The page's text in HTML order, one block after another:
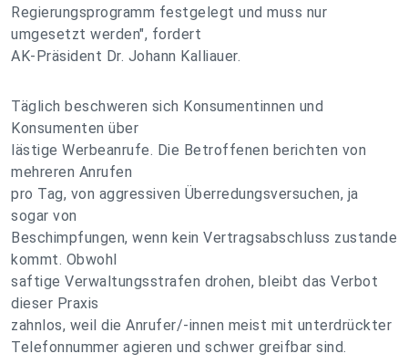
Regierungsprogramm festgelegt und muss nur
umgesetzt werden", fordert
AK-Präsident Dr. Johann Kalliauer.
Täglich beschweren sich Konsumentinnen und
Konsumenten über
lästige Werbeanrufe. Die Betroffenen berichten von
mehreren Anrufen
pro Tag, von aggressiven Überredungsversuchen, ja
sogar von
Beschimpfungen, wenn kein Vertragsabschluss zustande
kommt. Obwohl
saftige Verwaltungsstrafen drohen, bleibt das Verbot
dieser Praxis
zahnlos, weil die Anrufer/-innen meist mit unterdrückter
Telefonnummer agieren und schwer greifbar sind.